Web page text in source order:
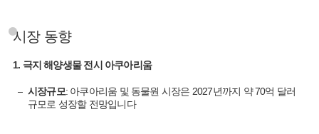
시장 동향
1. 극지 해양생물 전시 아쿠아리움
시장규모: 아쿠아리움 및 동물원 시장은 2027년까지 약 70억 달러
규모로 성장할 전망입니다​